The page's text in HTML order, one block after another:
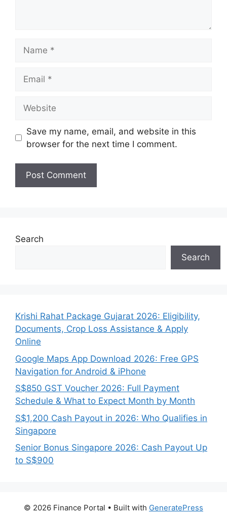
Save my name, email, and website in this
browser for the next time I comment.
Search
Search
Krishi Rahat Package Gujarat 2026: Eligibility,
Documents, Crop Loss Assistance & Apply
Online
Google Maps App Download 2026: Free GPS
Navigation for Android & iPhone
S$850 GST Voucher 2026: Full Payment
Schedule & What to Expect Month by Month
S$1,200 Cash Payout in 2026: Who Qualifies in
Singapore
Senior Bonus Singapore 2026: Cash Payout Up
to S$900
© 2026 Finance Portal • Built with GeneratePress